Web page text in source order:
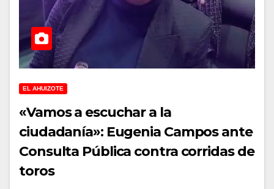
EL AHUIZOTE
«Vamos a escuchar a la
ciudadanía»: Eugenia Campos ante
Consulta Pública contra corridas de
toros